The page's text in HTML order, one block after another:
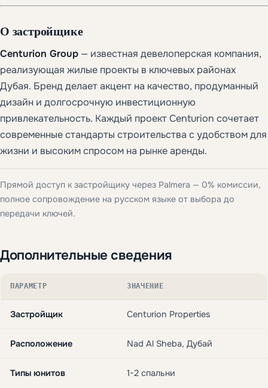
О застройщике
Centurion Group — известная девелоперская компания,
реализующая жилые проекты в ключевых районах
Дубая. Бренд делает акцент на качество, продуманный
дизайн и долгосрочную инвестиционную
привлекательность. Каждый проект Centurion сочетает
современные стандарты строительства с удобством для
жизни и высоким спросом на рынке аренды.
Прямой доступ к застройщику через Palmera — 0% комиссии,
полное сопровождение на русском языке от выбора до
передачи ключей.
Дополнительные сведения
ПАРАМЕТР ЗНАЧЕНИЕ
Застройщик Centurion Properties
Расположение Nad Al Sheba, Дубай
Типы юнитов 1-2 спальни